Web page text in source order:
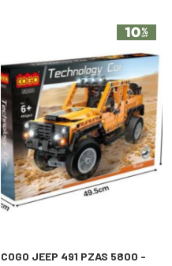
COGO JEEP 491 PZAS 5800 -